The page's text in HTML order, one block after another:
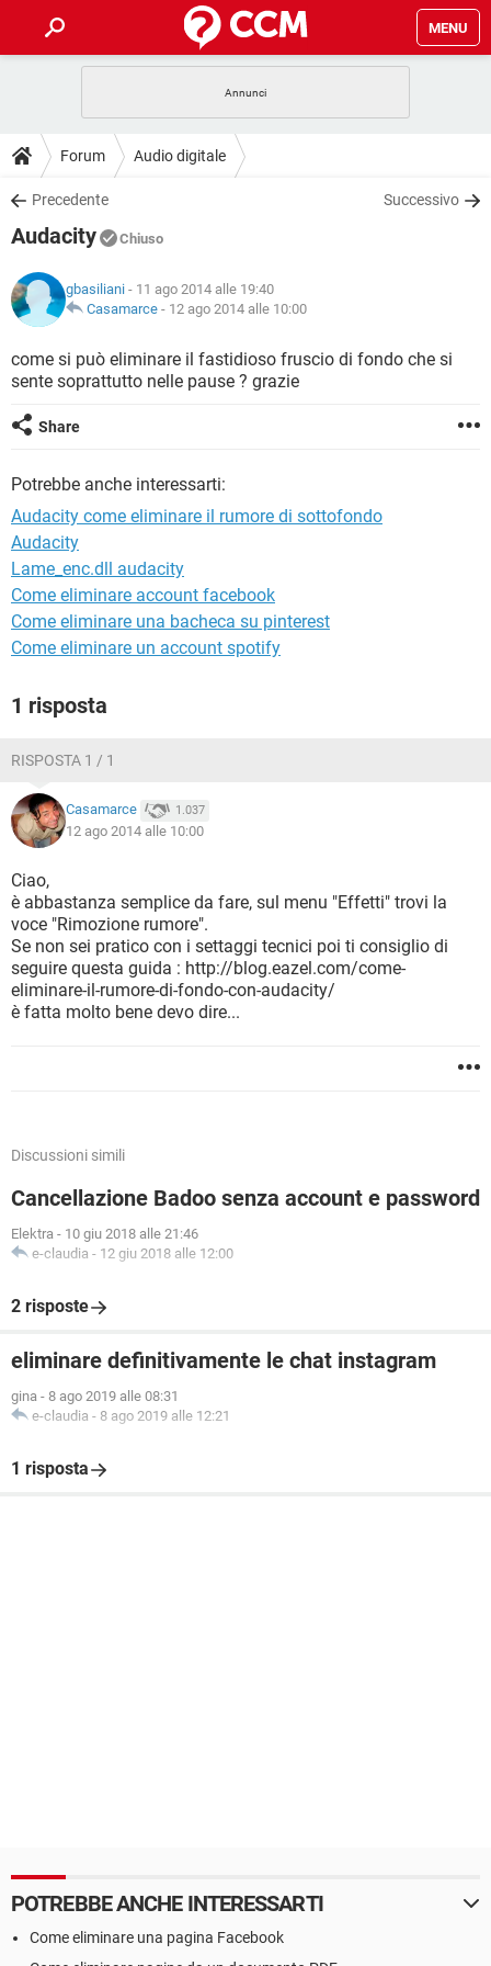
MENU
INTRATTENIMENTO
iOS
INSTAGRAM
TIKTOK
HARDWARE
GUIDE
COVID-19
INSTAGRAM WHATSAPP
TIKTOK
HARDWARE
DOWNLOAD
COVID-19
INTRATTENIMENTO
iOS WINDOWS 10
INSTAGRAM WHATSAPP
TIKTOK FACEBOOK
HARDWARE
COVID-19 GAMING
INTRATTENIMENTO
iOS WINDOWS 10
HARDWARE
GLOSSARIO
COVID-19 GAMING
INTRATTENIMENTO ANDROID
iOS
HARDWARE
Forum Audio digitale
Precedente Successivo
Audacity Chiuso
gbasiliani - 11 ago 2014 alle 19:40
Casamarce - 12 ago 2014 alle 10:00
come si può eliminare il fastidioso fruscio di fondo che si
sente soprattutto nelle pause ? grazie
Share
Potrebbe anche interessarti:
Audacity come eliminare il rumore di sottofondo
Audacity
Lame_enc.dll audacity
Come eliminare account facebook
Come eliminare una bacheca su pinterest
Come eliminare un account spotify
1 risposta
RISPOSTA 1 / 1
Casamarce 1.037
12 ago 2014 alle 10:00
Ciao,
è abbastanza semplice da fare, sul menu "Effetti" trovi la
voce "Rimozione rumore".
Se non sei pratico con i settaggi tecnici poi ti consiglio di
seguire questa guida : http://blog.eazel.com/come-
eliminare-il-rumore-di-fondo-con-audacity/
è fatta molto bene devo dire...
Discussioni simili
Cancellazione Badoo senza account e password
Elektra - 10 giu 2018 alle 21:46
e-claudia - 12 giu 2018 alle 12:00
2 risposte
eliminare definitivamente le chat instagram
gina - 8 ago 2019 alle 08:31
e-claudia - 8 ago 2019 alle 12:21
1 risposta
POTREBBE ANCHE INTERESSARTI
Come eliminare una pagina Facebook